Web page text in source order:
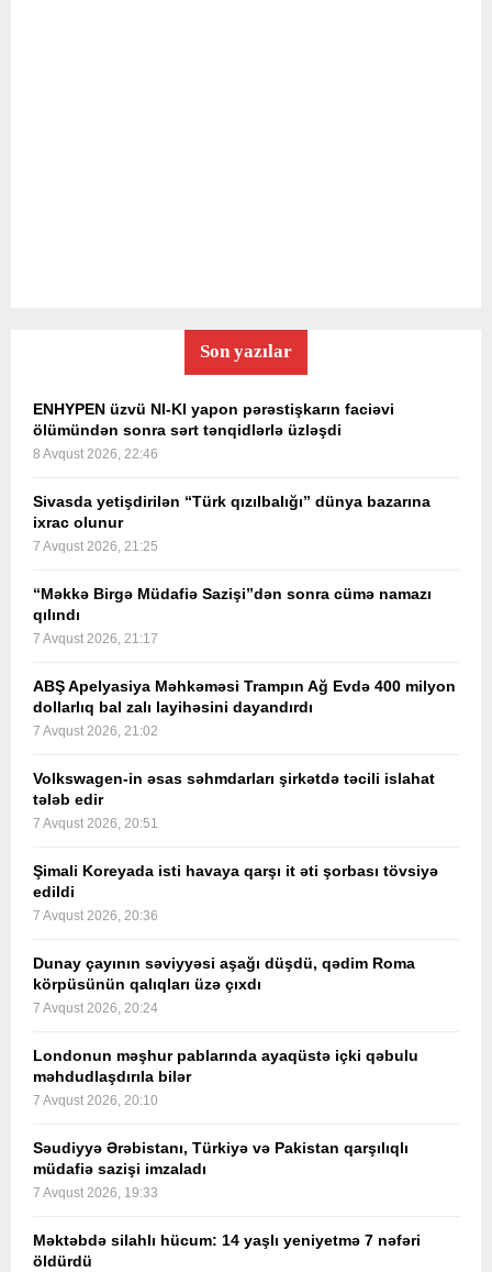
Son yazılar
ENHYPEN üzvü NI-KI yapon pərəstişkarın faciəvi
ölümündən sonra sərt tənqidlərlə üzləşdi
8 Avqust 2026, 22:46
Sivasda yetişdirilən “Türk qızılbalığı” dünya bazarına
ixrac olunur
7 Avqust 2026, 21:25
“Məkkə Birgə Müdafiə Sazişi”dən sonra cümə namazı
qılındı
7 Avqust 2026, 21:17
ABŞ Apelyasiya Məhkəməsi Trampın Ağ Evdə 400 milyon
dollarlıq bal zalı layihəsini dayandırdı
7 Avqust 2026, 21:02
Volkswagen-in əsas səhmdarları şirkətdə təcili islahat
tələb edir
7 Avqust 2026, 20:51
Şimali Koreyada isti havaya qarşı it əti şorbası tövsiyə
edildi
7 Avqust 2026, 20:36
Dunay çayının səviyyəsi aşağı düşdü, qədim Roma
körpüsünün qalıqları üzə çıxdı
7 Avqust 2026, 20:24
Londonun məşhur pablarında ayaqüstə içki qəbulu
məhdudlaşdırıla bilər
7 Avqust 2026, 20:10
Səudiyyə Ərəbistanı, Türkiyə və Pakistan qarşılıqlı
müdafiə sazişi imzaladı
7 Avqust 2026, 19:33
Məktəbdə silahlı hücum: 14 yaşlı yeniyetmə 7 nəfəri
öldürdü